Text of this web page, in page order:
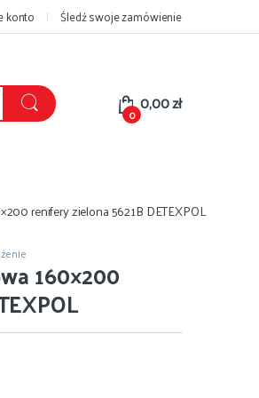
konto Śledź swoje zamówienie
0 0,00zł
renifery zielona 5621B DETEXPOL
160×200